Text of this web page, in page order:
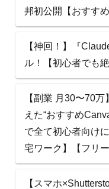
邦初公開【おすす
【神回！】『
ル！【初心者でも
【副業 月30〜70
えた“おすすめ
で全て初心者向け
宅ワーク】【フリー
【スマホ